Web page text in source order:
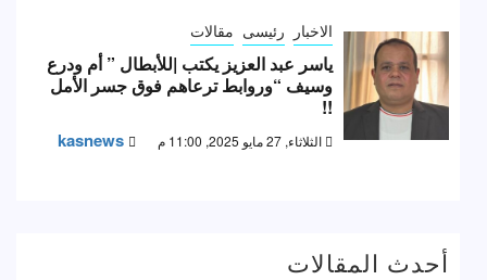
الاخبار رئيسى مقالات
ياسر عبد العزيز يكتب |للأبطال ” أم ودرع
وسيف “وروابط ترعاهم فوق جسر الأمل
!!
الثلاثاء, 27 مايو 2025, 11:00 م kasnews
أحدث المقالات